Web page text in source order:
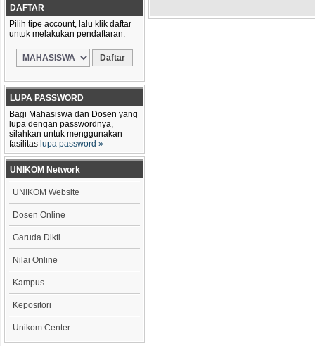
DAFTAR
Pilih tipe account, lalu klik daftar
untuk melakukan pendaftaran.
LUPA PASSWORD
Bagi Mahasiswa dan Dosen yang
lupa dengan passwordnya,
silahkan untuk menggunakan
fasilitas lupa password »
UNIKOM Network
UNIKOM Website
Dosen Online
Garuda Dikti
Nilai Online
Kampus
Kepositori
Unikom Center